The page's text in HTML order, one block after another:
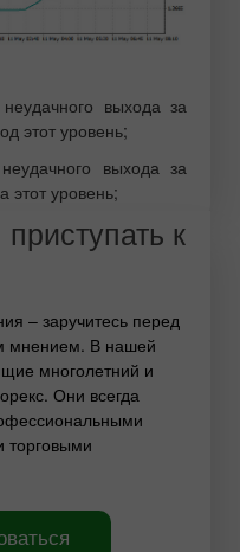
выхода за
этот уровень;
выхода за
этот уровень;
к
– заручитесь перед
мнением. В нашей
многолетний и
Они всегда
торговыми